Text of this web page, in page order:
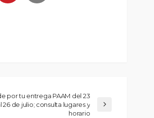
por tu entrega PAAM del 23
26 de julio; consulta lugares y
horario